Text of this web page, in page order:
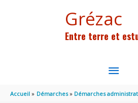
Grézac
Entre terre et
MENU
Accueil Démarches Démarches